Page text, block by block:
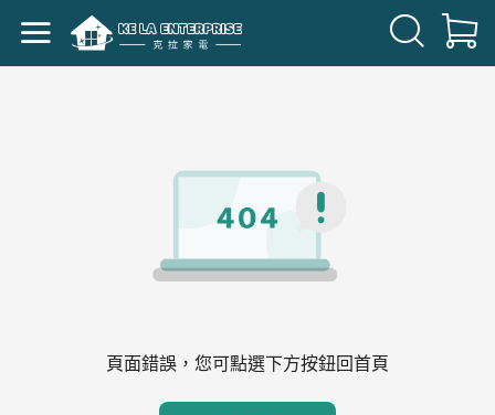
頁面錯誤，您可點選下方按鈕回首頁